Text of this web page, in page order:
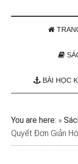
BÀI HỌC
You are here: »
Quyết Đơn Giản